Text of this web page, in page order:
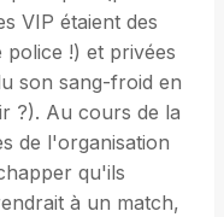
VIP étaient des
!) et privées
son sang-froid en
?). Au cours de la
de l'organisation
qu'ils
à un match,